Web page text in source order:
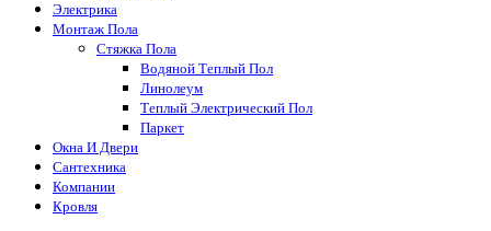
Электрика
Монтаж Пола
Стяжка Пола
Водяной Теплый Пол
Линолеум
Теплый Электрический Пол
Паркет
Окна И Двери
Сантехника
Компании
Кровля